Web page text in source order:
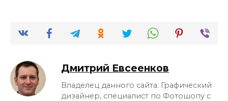
Дмитрий Евсеенков
Владелец данного сайта. Графический
дизайнер, специалист по Фотошопу с